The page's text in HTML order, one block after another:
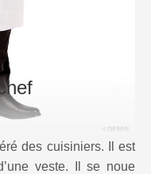
des cuisiniers. Il est
veste. Il se noue